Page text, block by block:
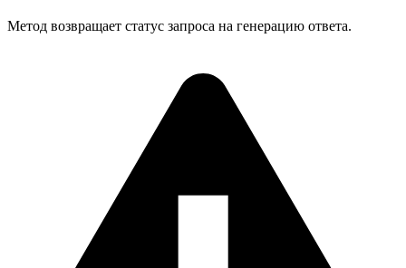
Метод возвращает статус запроса на генерацию ответа.